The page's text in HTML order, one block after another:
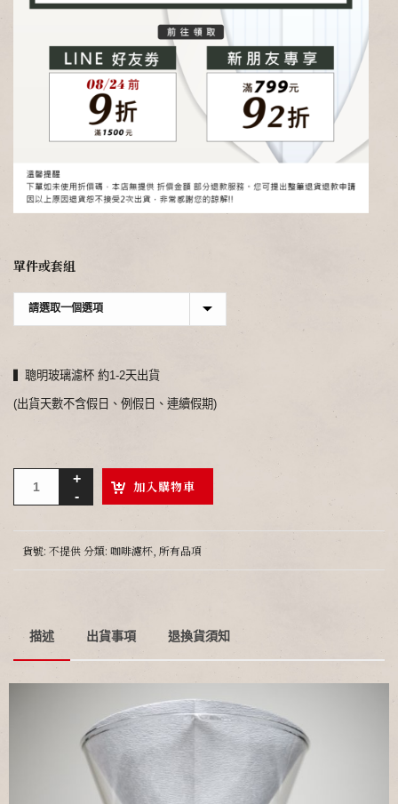
單件或套組
▍聰明玻璃濾杯 約1-2天出貨
(出貨天數不含假日、例假日、連續假期)
加入購物車
貨號: 不提供分類: 咖啡濾杯 所有品項
描述 出貨事項 退換貨須知